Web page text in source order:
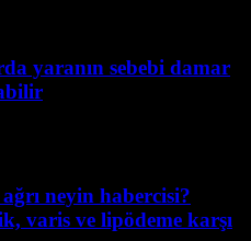
yaranın sebebi damar
neyin habercisi?
varis ve lipödeme karşı